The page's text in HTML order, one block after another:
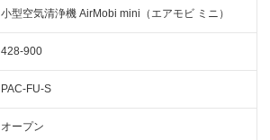
小型空気清浄機 AirMobi mini（エアモビ ミニ）
428-900
PAC-FU-S
オープン